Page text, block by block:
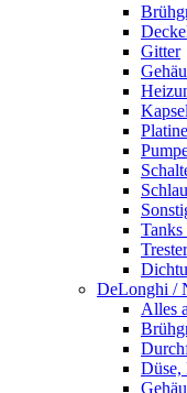
Gitter
Tanks
DeLonghi /
Alles
Düse,